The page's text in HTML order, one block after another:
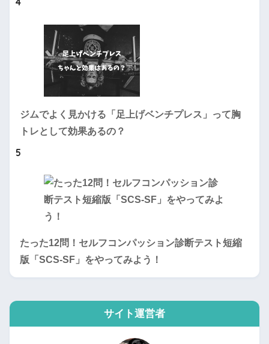
ジムでよく見かける「足上げベンチプレス」って胸
トレとして効果あるの？
5
たった12問！セルフコンパッション診断テスト短縮
版「SCS-SF」をやってみよう！
サイト運営者